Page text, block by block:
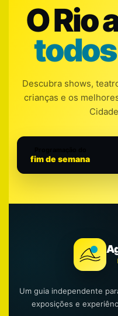
O Rio
Descubra shows,
crianças e os
fim de semana
Um guia independente
exposições e